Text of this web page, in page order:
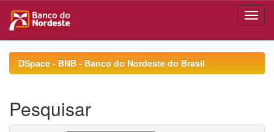
navigationDSpace - BNB - Banco do Nordeste do Brasil
Pesquisar